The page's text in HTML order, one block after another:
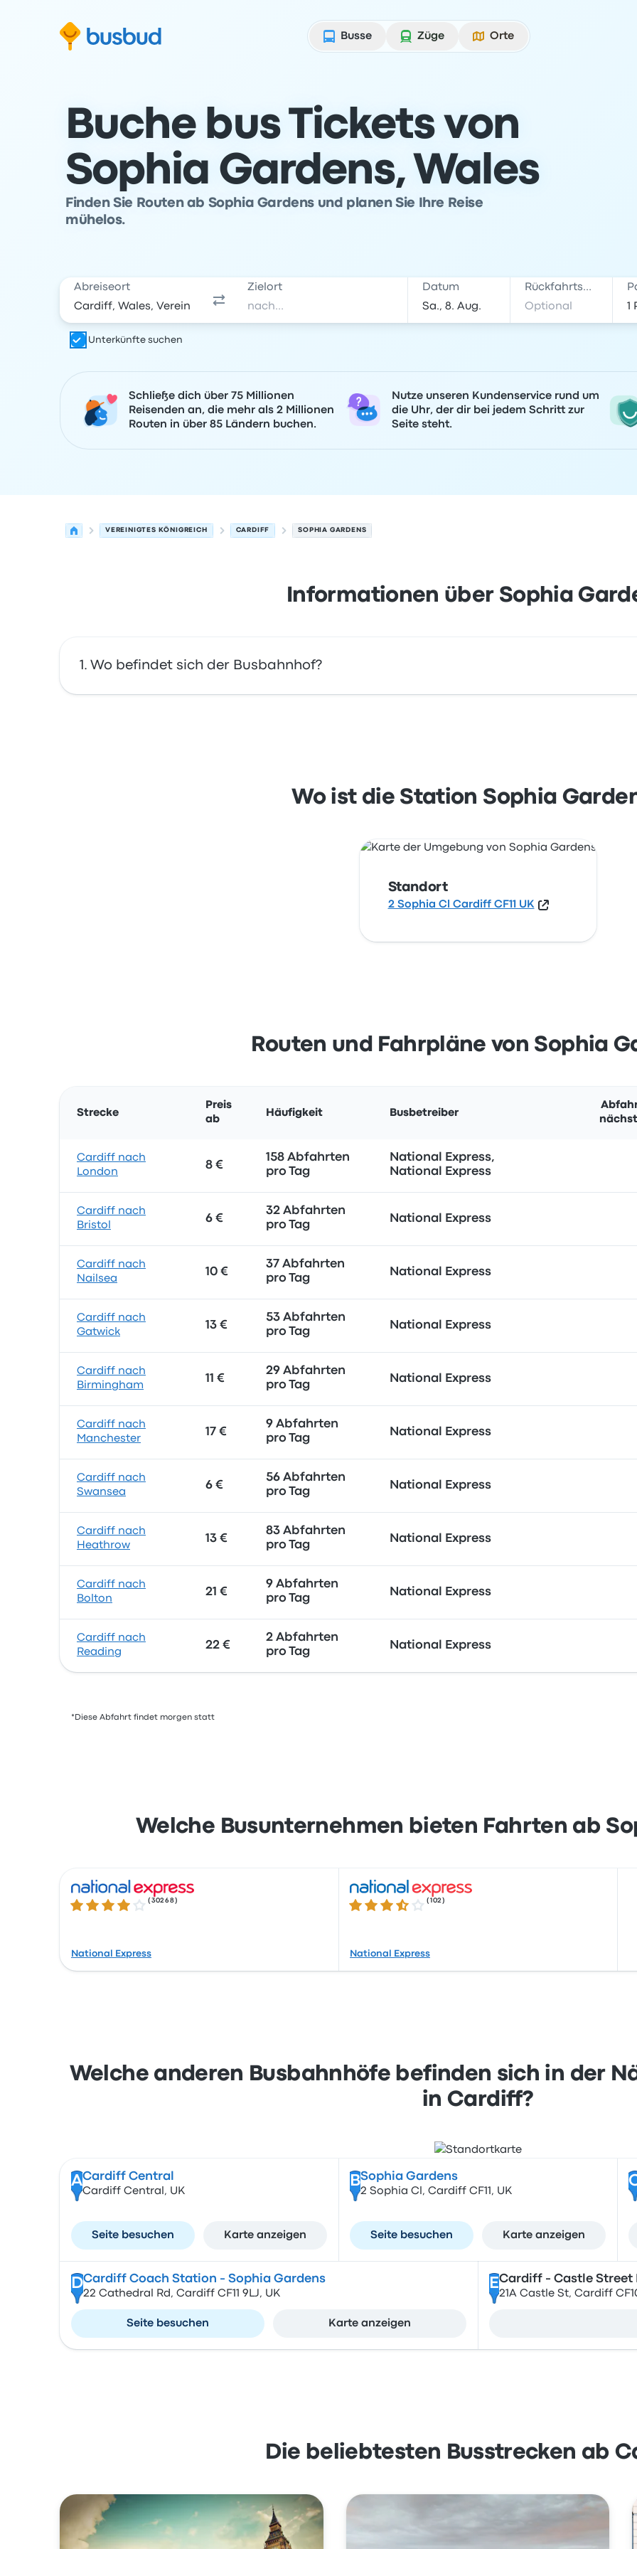
Busse
Züge Orte
Buche bus Tickets von
Sophia Gardens, Wales
Finden Sie Routen ab Sophia Gardens und planen Sie Ihre Reise
mühelos.
Abreiseort Zielort Datum Rückfahrtsdatum
Unterkünfte suchen
Schließe dich über 75 Millionen
Reisenden an, die mehr als 2 Millionen
Routen in über 85 Ländern buchen.
Nutze unseren Kundenservice rund um
die Uhr, der dir bei jedem Schritt zur
Seite steht.
VEREINIGTES KÖNIGREICH CARDIFF SOPHIA GARDENS
Informationen über Sophia
Wo befindet sich der Busbahnhof?
Wo ist die Station Sophia
Standort
2 Sophia Cl Cardiff CF11 UK
Routen und Fahrpläne von Sophia
Strecke
Preis
ab
Häufigkeit Busbetreiber
Cardiff nach
London
8 €
158 Abfahrten
pro Tag
National Express,
National Express
Cardiff nach
Bristol
6 €
32 Abfahrten
pro Tag
National Express
Cardiff nach
Nailsea
10 €
37 Abfahrten
pro Tag
National Express
Cardiff nach
Gatwick
13 €
53 Abfahrten
pro Tag
National Express
Cardiff nach
Birmingham
11 €
29 Abfahrten
pro Tag
National Express
Cardiff nach
Manchester
17 €
9 Abfahrten
pro Tag
National Express
Cardiff nach
Swansea
6 €
56 Abfahrten
pro Tag
National Express
Cardiff nach
Heathrow
13 €
83 Abfahrten
pro Tag
National Express
Cardiff nach
Bolton
21 €
9 Abfahrten
pro Tag
National Express
Cardiff nach
Reading
22 €
2 Abfahrten
pro Tag
National Express
*Diese Abfahrt findet morgen statt
Welche Busunternehmen bieten Fahrten ab
4.2 von 5 Sternen
( 30268 )
National Express
3.5 von 5 Sternen
( 102 )
National Express
Welche anderen Busbahnhöfe befinden sich in der
in Cardiff?
ACardiff Central
Cardiff Central, UK
Seite besuchen Karte anzeigen
BSophia Gardens
2 Sophia Cl, Cardiff CF11, UK
Seite besuchen Karte anzeigen
DCardiff Coach Station - Sophia Gardens
22 Cathedral Rd, Cardiff CF11 9LJ, UK
Seite besuchen Karte anzeigen
ECardiff - Castle Street
21A Castle St, Cardiff
Die beliebtesten Busstrecken ab